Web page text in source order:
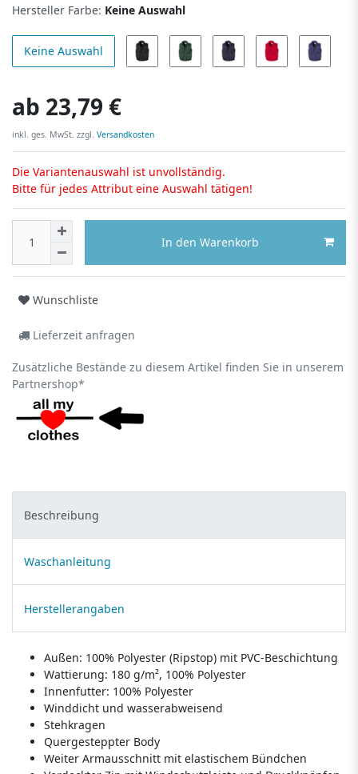
Hersteller Farbe: Keine Auswahl
Keine Auswahl
ab 23,79 €
inkl. ges. MwSt. zzgl. Versandkosten
Die Variantenauswahl ist unvollständig.
Bitte für jedes Attribut eine Auswahl tätigen!
In den Warenkorb
Wunschliste
Lieferzeit anfragen
Zusätzliche Bestände zu diesem Artikel finden Sie in unserem
Partnershop*
Beschreibung
Waschanleitung
Herstellerangaben
Außen: 100% Polyester (Ripstop) mit PVC-Beschichtung
Wattierung: 180 g/m², 100% Polyester
Innenfutter: 100% Polyester
Winddicht und wasserabweisend
Stehkragen
Quergesteppter Body
Weiter Armausschnitt mit elastischem Bündchen